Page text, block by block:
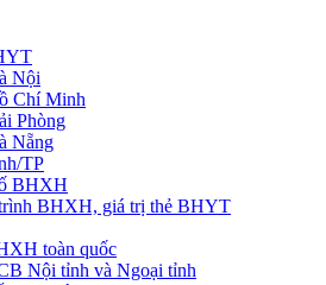
Nội
Chí Minh
Phòng
Nẵng
TP
BHXH
BHXH, giá trị thẻ BHYT
toàn quốc
Nội tỉnh và Ngoại tỉnh